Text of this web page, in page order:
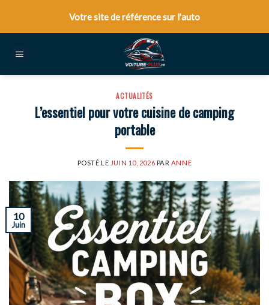
content
Votre site de référence sur l'auto
ACTUALITÉS
L’essentiel pour votre cuisine de camping
portable
POSTÉ LE JUIN 10, 2026 PAR ANNE
10
Juin